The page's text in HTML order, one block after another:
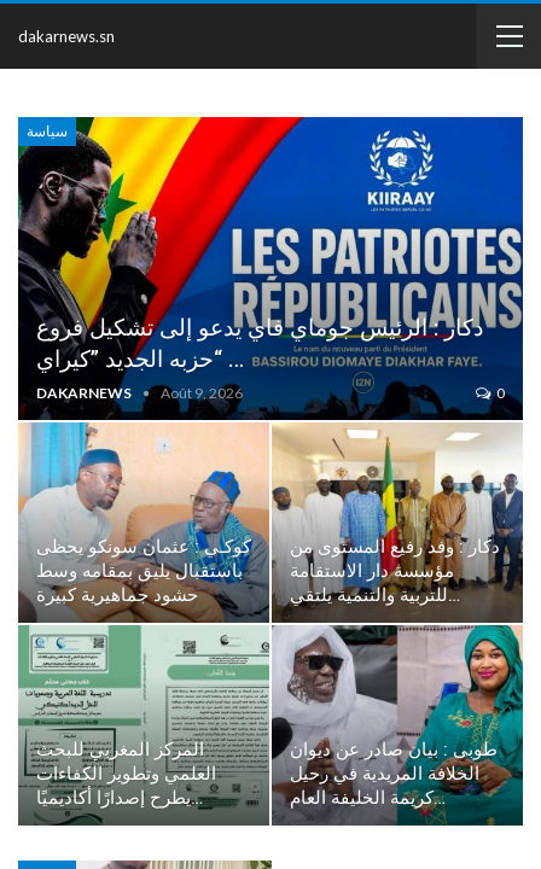
dakarnews.sn
سياسة
دكار : الرئيس جوماي فاي يدعو إلى تشكيل فروع
حزبه الجديد ”كيراي“ …
DAKARNEWS Août 9, 2026 0
كوكـي : عثمان سونكو يحظى
باستقبال يليق بمقامه وسط
حشود جماهيرية كبيرة
دكار : وفد رفيع المستوى من
مؤسسة دار الاستقامة
للتربية والتنمية يلتقي…
المركز المغربي للبحث
العلمي وتطوير الكفاءات
يطرح إصدارًا أكاديميًا…
طوبى : بيان صادر عن ديوان
الخلافة المريدية في رحيل
كريمة الخليفة العام…